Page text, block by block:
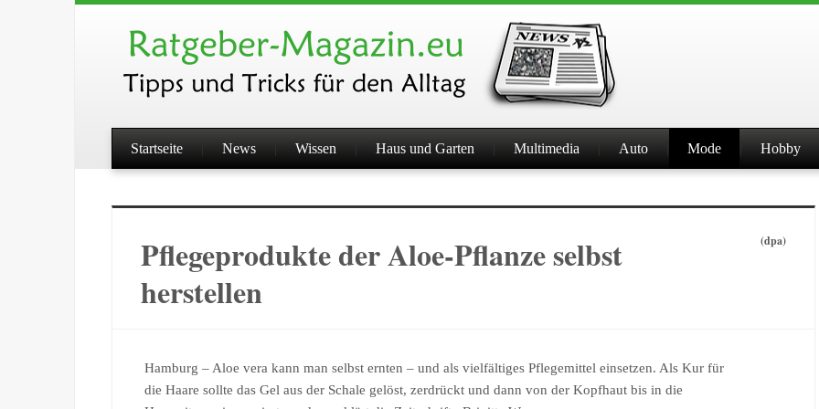
Startseite News Wissen Haus und Garten Multimedia Auto Mode Hobby
Pflegeprodukte der Aloe-Pflanze selbst
herstellen
(dpa)
Hamburg – Aloe vera kann man selbst ernten – und als vielfältiges Pflegemittel einsetzen. Als Kur für
die Haare sollte das Gel aus der Schale gelöst, zerdrückt und dann von der Kopfhaut bis in die